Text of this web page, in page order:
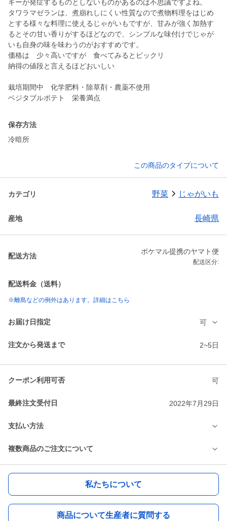
ギーが発症するものとしないものがあるのは不思議ですよね。
タワラマゼランは、煮崩れしにくい性質なので煮物料理をはじめ
とする様々な料理に使えるじゃがいもですが、甘みが強く加熱す
るとその甘い香りがするほどなので、シンプルな味付けでじゃが
いも自身の味を味わうのがおすすめです。
価格は 少々高いですが 食べてみるとビックリ
納得の値段と言えるほどおいしい
栽培期間中 化学肥料・除草剤・農薬不使用
ベジタブルポテト 栄養満点
保存方法
冷暗所
この商品のタイプについて
カテゴリ 野菜 じゃがいも
産地 長崎県
配送方法
ポケマル提携のヤマト便
配送区分:
配送料金（送料）
※離島などの例外はあります。詳細はこちら
お届け日指定 可
注文から発送まで 2~5日
クーポン利用可否 可
最終注文受付日 2022年7月29日
支払い方法
複数商品のご注文について
私たちについて
商品について生産者に質問する